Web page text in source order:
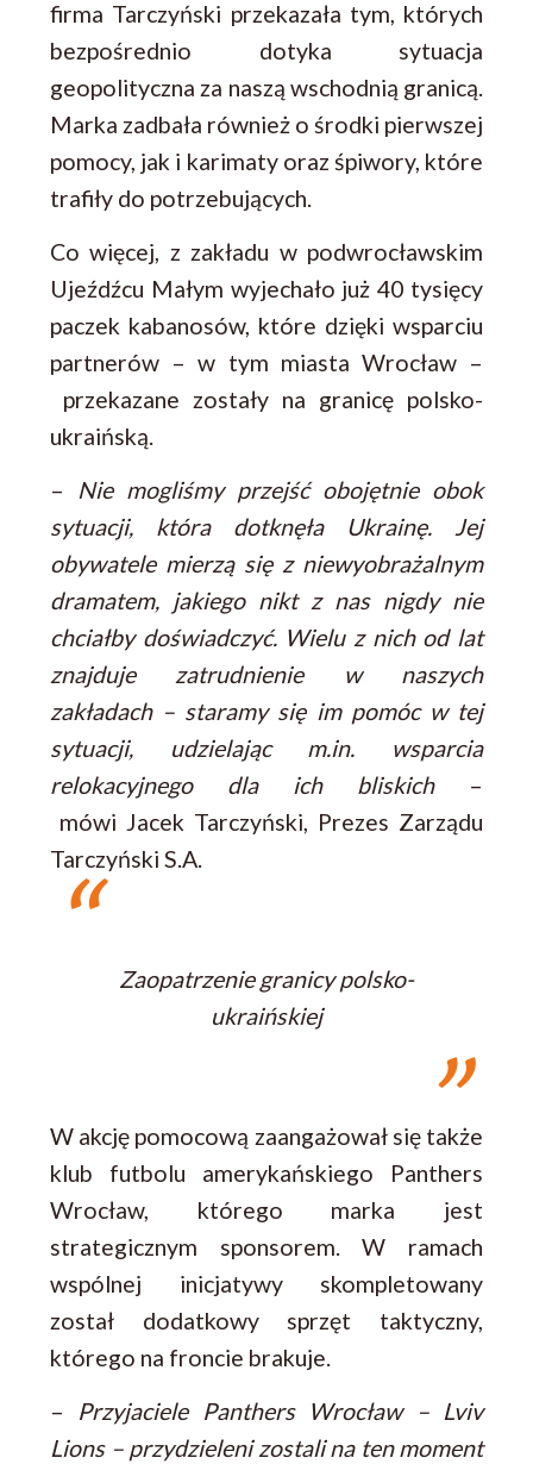
firma Tarczyński przekazała tym, których
bezpośrednio dotyka sytuacja
geopolityczna za naszą wschodnią granicą.
Marka zadbała również o środki pierwszej
pomocy, jak i karimaty oraz śpiwory, które
trafiły do potrzebujących.
Co więcej, z zakładu w podwrocławskim
Ujeźdźcu Małym wyjechało już 40 tysięcy
paczek kabanosów, które dzięki wsparciu
partnerów – w tym miasta Wrocław –
przekazane zostały na granicę polsko-
ukraińską.
– Nie mogliśmy przejść obojętnie obok
sytuacji, która dotknęła Ukrainę. Jej
obywatele mierzą się z niewyobrażalnym
dramatem, jakiego nikt z nas nigdy nie
chciałby doświadczyć. Wielu z nich od lat
znajduje zatrudnienie w naszych
zakładach – staramy się im pomóc w tej
sytuacji, udzielając m.in. wsparcia
relokacyjnego dla ich bliskich–
mówi Jacek Tarczyński, Prezes Zarządu
Tarczyński S.A.
Zaopatrzenie granicy polsko-
ukraińskiej
W akcję pomocową zaangażował się także
klub futbolu amerykańskiego Panthers
Wrocław, którego marka jest
strategicznym sponsorem. W ramach
wspólnej inicjatywy skompletowany
został dodatkowy sprzęt taktyczny,
którego na froncie brakuje.
– Przyjaciele Panthers Wrocław – Lviv
Lions – przydzieleni zostali na ten moment